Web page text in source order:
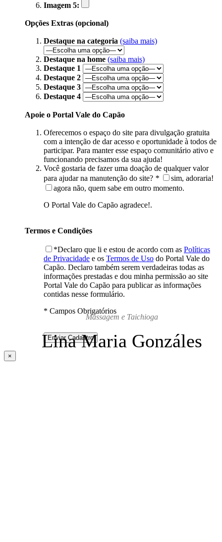
Massagem e Taichioga
Lina Maria Gonzáles
Imagem 5:
Opções Extras (opcional)
Destaque na categoria (saiba mais)
Destaque na home (saiba mais)
Destaque 1
Destaque 2
Destaque 3
Destaque 4
Apoie o Portal Vale do Capão
Oferecemos o espaço do site para divulgação gratuita
com a intenção de dar acesso e oportunidade à todos de
participar. Para manter esse espaço comunitário ativo e
funcionando precisamos da sua ajuda!
Você gostaria de fazer uma doação de qualquer valor
para ajudar na manutenção do site? *
sim, adoraria!
agora não, quem sabe em outro momento.
O Portal Vale do Capão agradece!.
Termos e Condições
*Declaro que li e estou de acordo com as Políticas
de Privacidade e os Termos de Uso do Portal Vale do
Capão. Declaro também serem verdadeiras todas as
informações prestadas e dou minha permissão ao site
Portal Vale do Capão para publicar as informações
contidas nesse formulário.
* Campos Obrigatórios
×